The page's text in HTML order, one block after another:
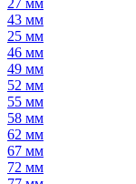
27 мм
43 мм
25 мм
46 мм
49 мм
52 мм
55 мм
58 мм
62 мм
67 мм
72 мм